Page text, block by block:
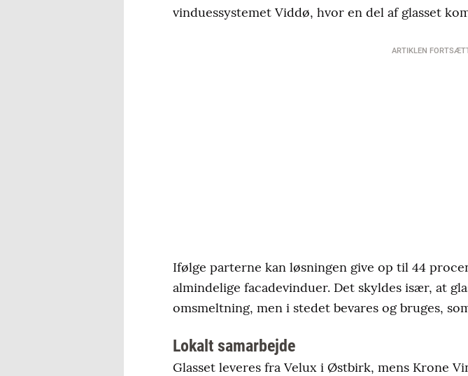
vinduessystemet Viddø, hvor en del af glasset
ARTIKLEN
Ifølge parterne kan løsningen give op til 44
almindelige facadevinduer. Det skyldes især, at
omsmeltning, men i stedet bevares og bruges,
Lokalt samarbejde
Glasset leveres fra Velux i Østbirk, mens Krone